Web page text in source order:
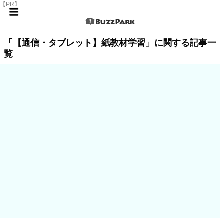
【PR】
「【通信・タブレット】紙教材学習」に関する記事一
覧